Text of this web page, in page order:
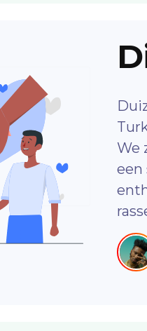
We
een